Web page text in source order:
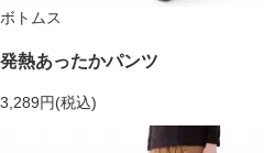
ボトムス
発熱あったかパンツ
3,289円(税込)